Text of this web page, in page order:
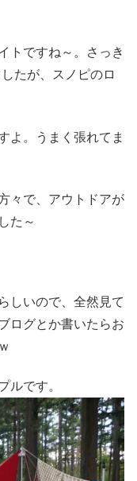
トですね～。さっき
たが、スノピのロ
よ。うまく張れてま
々で、アウトドアが
た～
しいので、全然見て
ログとか書いたらお
ルです。